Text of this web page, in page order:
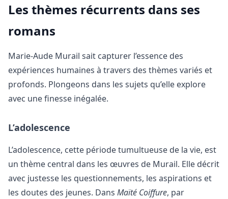
Les thèmes récurrents dans ses
romans
Marie-Aude Murail sait capturer l’essence des
expériences humaines à travers des thèmes variés et
profonds. Plongeons dans les sujets qu’elle explore
avec une finesse inégalée.
L’adolescence
L’adolescence, cette période tumultueuse de la vie, est
un thème central dans les œuvres de Murail. Elle décrit
avec justesse les questionnements, les aspirations et
les doutes des jeunes. Dans Maïté Coiffure, par